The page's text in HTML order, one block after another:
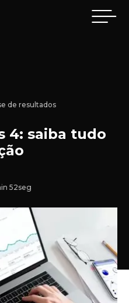
de resultados
4: saiba tudo
52seg